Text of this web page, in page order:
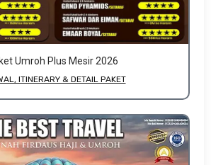
Umroh Plus Mesir 2026
ITINERARY & DETAIL PAKET